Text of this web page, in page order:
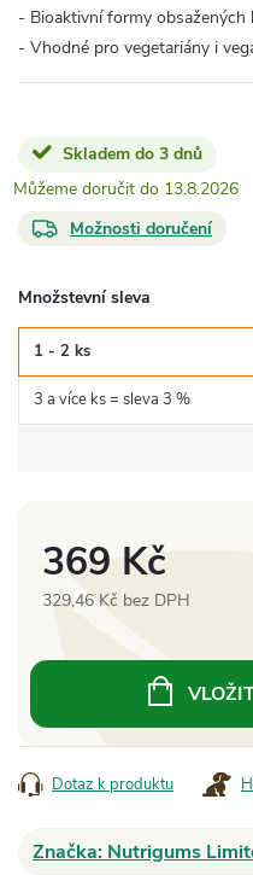
- Bioaktivní formy obsažených
- Vhodné pro vegetariány i
Skladem do 3 dnů
13.8.2026
Možnosti doručení
Množstevní sleva
1 - 2 ks
3 a více ks = sleva 3 %
369 Kč
329,46 Kč bez DPH
cena:
Dotaz k produktu
Značka: Nutrigums